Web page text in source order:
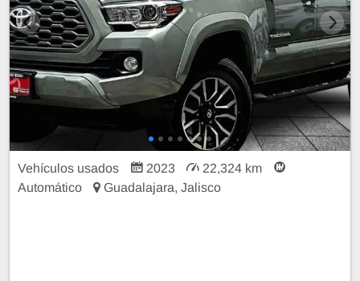
Vehículos usados 2023
22,324 km
Automático
Guadalajara, Jalisco